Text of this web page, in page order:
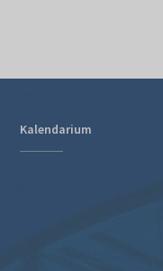
Kalendarium